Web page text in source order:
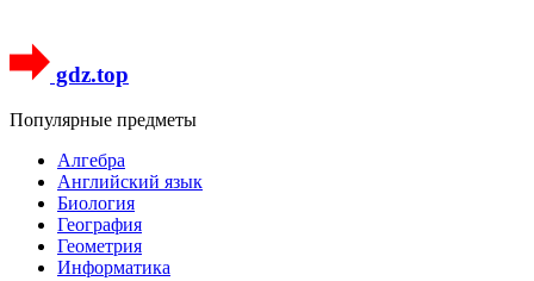
gdz.top
Популярные предметы
Алгебра
Английский язык
Биология
География
Геометрия
Информатика